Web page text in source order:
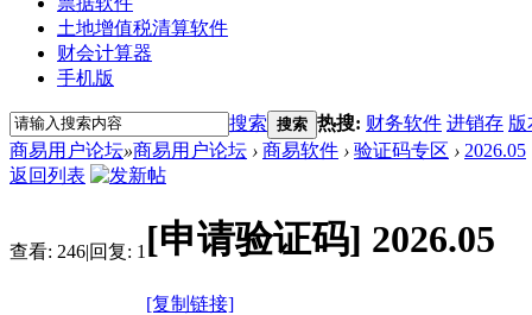
土地增值税清算软件
财会计算器
手机版
搜索 搜索 热搜: 财务软件 进销存 版
商易用户论坛»商易用户论坛 › 商易软件 › 验证码专区 › 2026.05
返回列表
查看: 246|回复: 1 [申请验证码] 2026.05
[复制链接]